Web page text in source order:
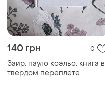
140 грн 0
Заир. пауло коэльо. книга в
твердом переплете